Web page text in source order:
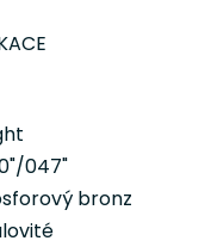
047"
bronz